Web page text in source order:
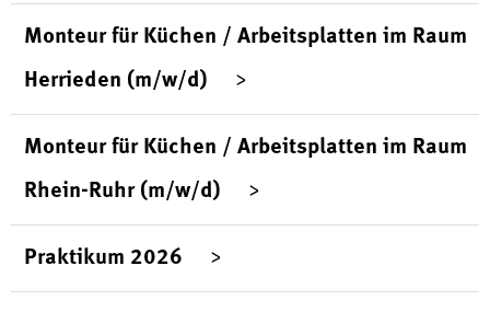
Monteur für Küchen / Arbeitsplatten im Raum
Herrieden (m/w/d)
Monteur für Küchen / Arbeitsplatten im Raum
Rhein-Ruhr (m/w/d)
Praktikum 2026